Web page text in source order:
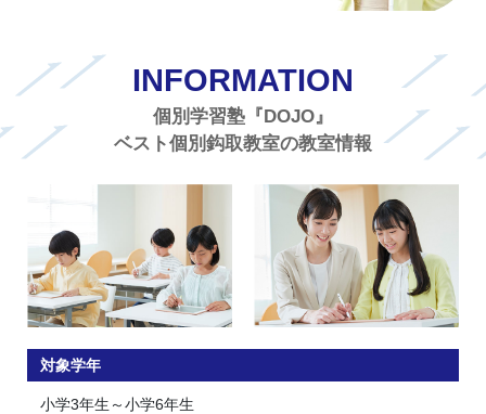
INFORMATION
個別学習塾『DOJO』
ベスト個別鈎取教室の教室情報
対象学年
小学3年生～小学6年生